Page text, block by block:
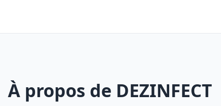
À propos de DEZINFECT